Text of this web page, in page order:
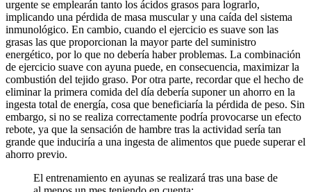
urgente se emplearán tanto los ácidos grasos para lograrlo,
implicando una pérdida de masa muscular y una caída del sistema
inmunológico. En cambio, cuando el ejercicio es suave son las
grasas las que proporcionan la mayor parte del suministro
energético, por lo que no debería haber problemas. La combinación
de ejercicio suave con ayuna puede, en consecuencia, maximizar la
combustión del tejido graso. Por otra parte, recordar que el hecho de
eliminar la primera comida del día debería suponer un ahorro en la
ingesta total de energía, cosa que beneficiaría la pérdida de peso. Sin
embargo, si no se realiza correctamente podría provocarse un efecto
rebote, ya que la sensación de hambre tras la actividad sería tan
grande que induciría a una ingesta de alimentos que puede superar el
ahorro previo.
El entrenamiento en ayunas se realizará tras una base de